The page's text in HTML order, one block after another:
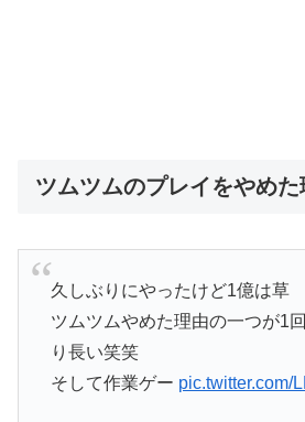
ツムツムのプレイをやめた
久しぶりにやったけど1億は草
ツムツムやめた理由の一つが1
り長い笑笑
そして作業ゲー pic.twitter.com/